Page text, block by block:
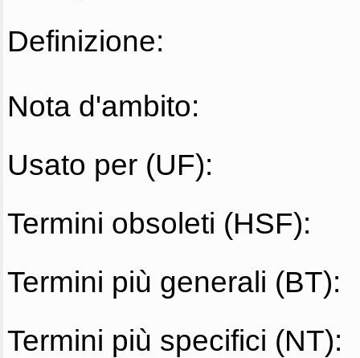
Definizione:
Nota d'ambito:
Usato per (UF):
Termini obsoleti (HSF):
Termini più generali (BT):
Termini più specifici (NT):